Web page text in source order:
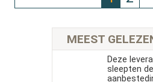
MEEST
Deze
sleepten